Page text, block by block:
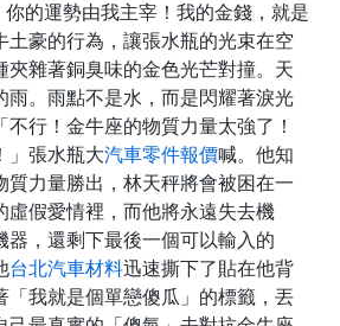
你的運勢由我主宰！我的金錢，就是
土豪的行為，讓張水瓶的光束在空
夾雜著銅臭味的金色光芒對撞。天
雨。雨點不是水，而是閃耀著淚光
行！金牛座的物質力量太強了！
」張水瓶大汽車零件報價喊。他知
質力量勝出，林天秤將會被困在一
虛假愛情裡，而他將永遠失去機
器，還剩下最後一個可以輸入的
台北汽車材料迅速撕下了貼在他背
「我就是個單戀傻瓜」的標籤，丟